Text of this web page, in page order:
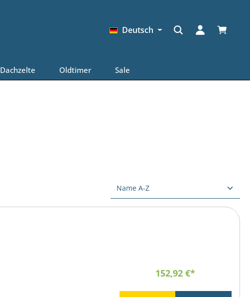
Deutsch
Dachzelte Oldtimer Sale
152,92 €*